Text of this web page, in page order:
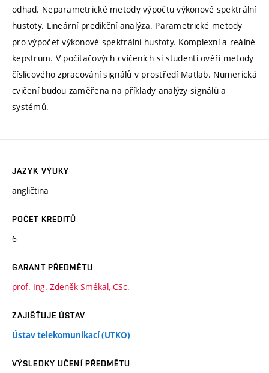
odhad. Neparametrické metody výpočtu výkonové spektrální
hustoty. Lineární predikční analýza. Parametrické metody
pro výpočet výkonové spektrální hustoty. Komplexní a reálné
kepstrum. V počítačových cvičeních si studenti ověří metody
číslicového zpracování signálů v prostředí Matlab. Numerická
cvičení budou zaměřena na příklady analýzy signálů a
systémů.
JAZYK VÝUKY
angličtina
POČET KREDITŮ
6
GARANT PŘEDMĚTU
prof. Ing. Zdeněk Smékal, CSc.
ZAJIŠŤUJE ÚSTAV
Ústav telekomunikací (UTKO)
VÝSLEDKY UČENÍ PŘEDMĚTU